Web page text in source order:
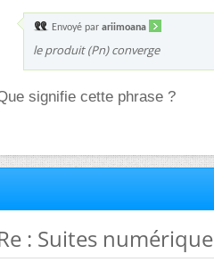
Envoyé par ariimoana
le produit (Pn) converge
signifie cette phrase ?
: Suites